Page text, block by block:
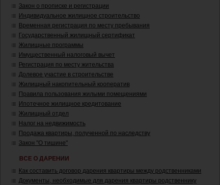
Закон о прописке и регистрации
Индивидуальное жилищное строительство
Временная регистрация по месту пребывания
Государственный жилищный сертификат
Жилищные программы
Имущественный налоговый вычет
Регистрация по месту жительства
Долевое участие в строительстве
Жилищный накопительный кооператив
Правила пользования жилыми помещениями
Ипотечное жилищное кредитование
Жилищный отдел
Налог на недвижимость
Продажа квартиры, полученной по наследству
Закон "О тишине"
ВСЕ О ДАРЕНИИ
Как составить договор дарения квартиры между родственниками
Документы, необходимые для дарения квартиры родственнику